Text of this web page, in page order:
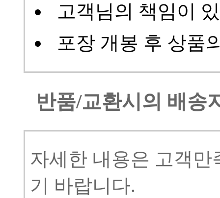
고객님의 책임이
포장 개봉 후 상품
반품/교환시의 배송
자세한 내용은 고객만
기 바랍니다.